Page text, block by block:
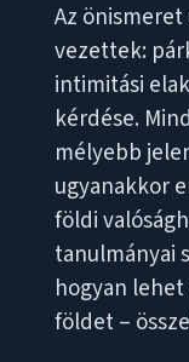
Az önismeret
vezettek:
intimitási
kérdése.
mélyebb
ugyanakkor
földi
tanulmányai
hogyan
földet –